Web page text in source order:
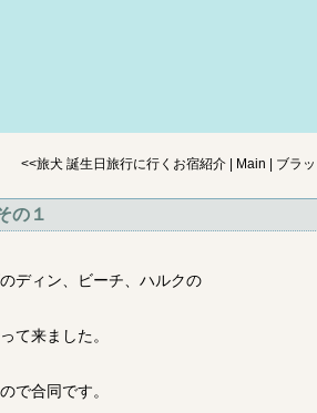
<<旅犬 誕生日旅行に行くお宿紹介 Main
ブラ
の１
ディン、ビーチ、ハルクの
て来ました。
で合同です。